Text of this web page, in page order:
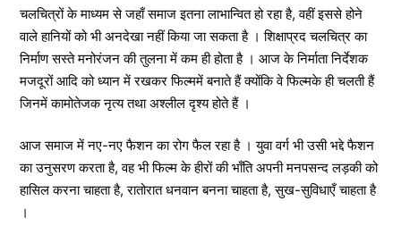
चलचित्रों के माध्यम से जहाँ समाज इतना लाभान्वित हो रहा है, वहीं इससे होने
वाले हानियों को भी अनदेखा नहीं किया जा सकता है । शिक्षाप्रद चलचित्र का
निर्माण सस्ते मनोरंजन की तुलना में कम ही होता है । आज के निर्माता निर्देशक
मजदूरों आदि को ध्यान में रखकर फिल्ममें बनाते हैं क्योंकि वे फिल्मके ही चलती हैं
जिनमें कामोतेजक नृत्य तथा अश्लील दृश्य होते हैं ।
आज समाज में नए-नए फैशन का रोग फैल रहा है । युवा वर्ग भी उसी भद्दे फैशन
का उनुसरण करता है, वह भी फिल्म के हीरों की भाँति अपनी मनपसन्द लड़की को
हासिल करना चाहता है, रातोरात धनवान बनना चाहता है, सुख-सुविधाएँ चाहता है
।